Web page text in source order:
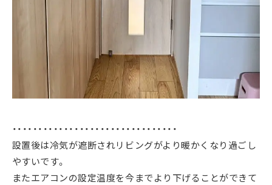
・・・・・・・・・・・・・・・・・・・・・・・・・・・・・・・・
設置後は冷気が遮断されリビングがより暖かくなり過ごし
やすいです。
またエアコンの設定温度を今までより下げることができて